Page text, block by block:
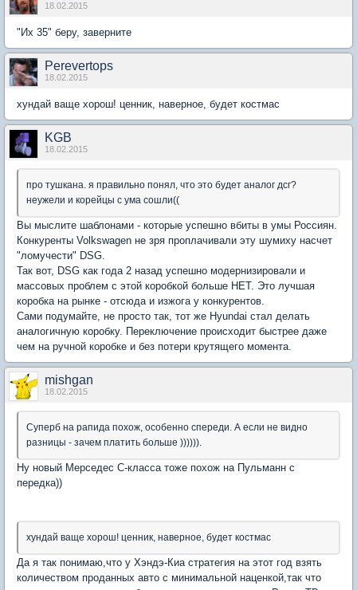
18.02.2015
"Их 35" беру, заверните
Perevertops
18.02.2015
хундай ваще хорош! ценник, наверное, будет костмас
KGB
18.02.2015
про тушкана. я правильно понял, что это будет аналог дсг?
неужели и корейцы с ума сошли((
Вы мыслите шаблонами - которые успешно вбиты в умы Россиян.
Конкуренты Volkswagen не зря проплачивали эту шумиху насчет
"ломучести" DSG.
Так вот, DSG как года 2 назад успешно модернизировали и
массовых проблем с этой коробкой больше НЕТ. Это лучшая
коробка на рынке - отсюда и изжога у конкурентов.
Сами подумайте, не просто так, тот же Hyundai стал делать
аналогичную коробку. Переключение происходит быстрее даже
чем на ручной коробке и без потери крутящего момента.
mishgan
18.02.2015
Суперб на рапида похож, особенно спереди. А если не видно
разницы - зачем платить больше )))))).
Ну новый Мерседес C-класса тоже похож на Пульманн с
передка))
хундай ваще хорош! ценник, наверное, будет костмас
Да я так понимаю,что у Хэндэ-Киа стратегия на этот год взять
количеством проданных авто с минимальной наценкой,так что